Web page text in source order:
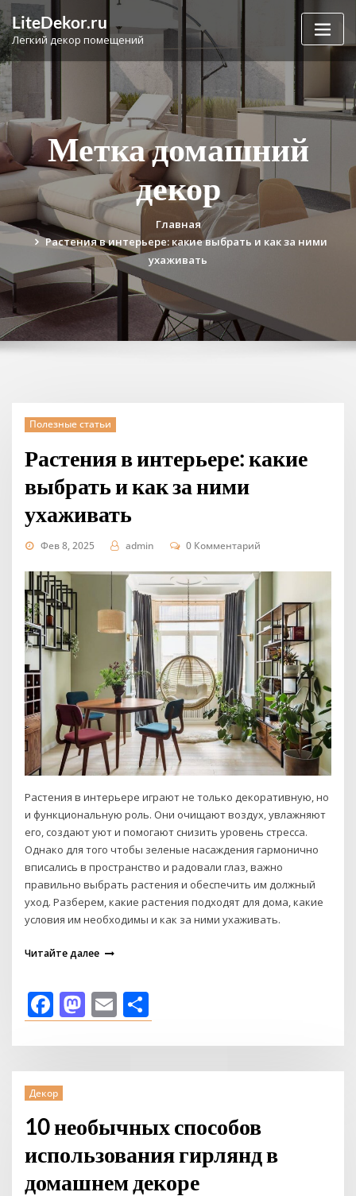
Перейти
к
содержимому
LiteDekor.ru
Легкий декор помещений
Метка домашний
декор
Главная
Растения в интерьере: какие выбрать и как за ними
ухаживать
Полезные статьи
Растения в интерьере: какие
выбрать и как за ними
ухаживать
Фев 8, 2025 admin 0 Комментарий
Растения в интерьере играют не только декоративную, но
и функциональную роль. Они очищают воздух, увлажняют
его, создают уют и помогают снизить уровень стресса.
Однако для того чтобы зеленые насаждения гармонично
вписались в пространство и радовали глаз, важно
правильно выбрать растения и обеспечить им должный
уход. Разберем, какие растения подходят для дома, какие
условия им необходимы и как за ними ухаживать.
Читайте далее
Facebook
Mastodon
Email
Декор
10 необычных способов
использования гирлянд в
домашнем декоре